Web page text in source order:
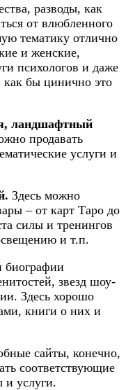
разводы, как
от влюбленного
тематику отлично
и женские,
психологов и даже
как бы цинично это
ландшафтный
продавать
услуги и
Здесь можно
– от карт Таро до
силы и тренингов
и т.п.
биографии
звезд шоу-
Здесь хорошо
книги о них и
сайты, конечно,
соответствующие
и услуги.